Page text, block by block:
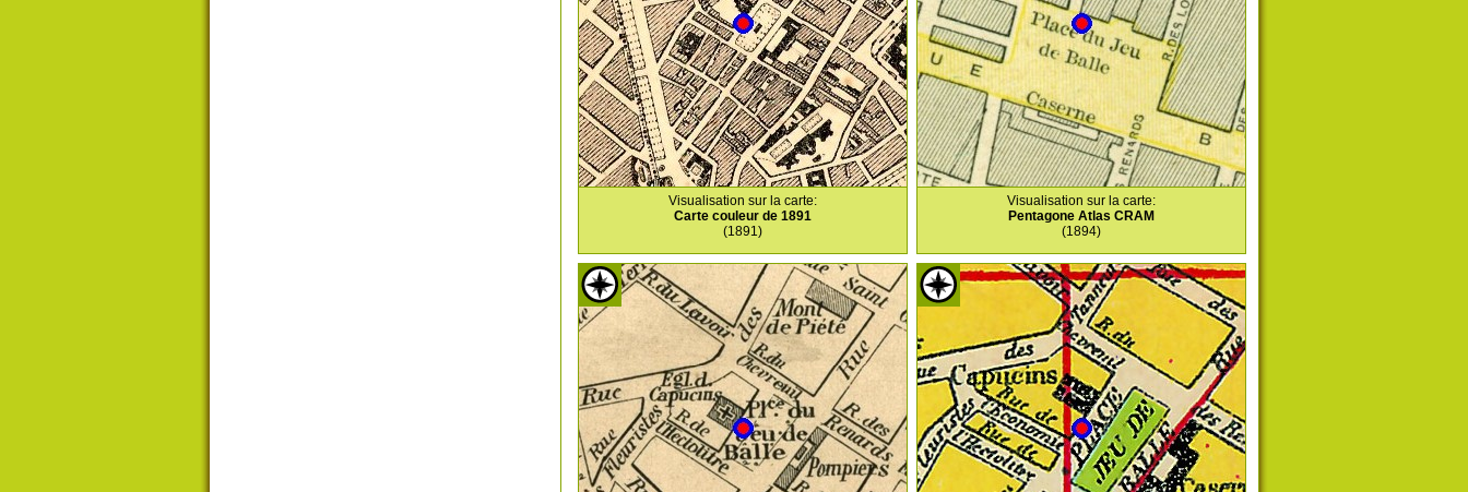
Visualisation sur la carte:
Carte couleur de 1891
(1891)
Visualisation sur la carte:
Pentagone Atlas CRAM
(1894)